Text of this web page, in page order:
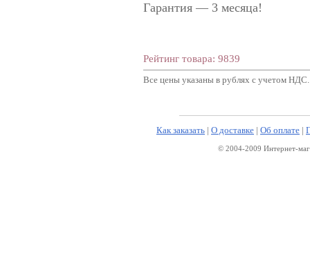
Гарантия — 3 месяца!
Рейтинг товара: 9839
Все цены указаны в рублях с учетом НДС.
Как заказать | О доставке | Об оплате |
© 2004-2009 Интернет-